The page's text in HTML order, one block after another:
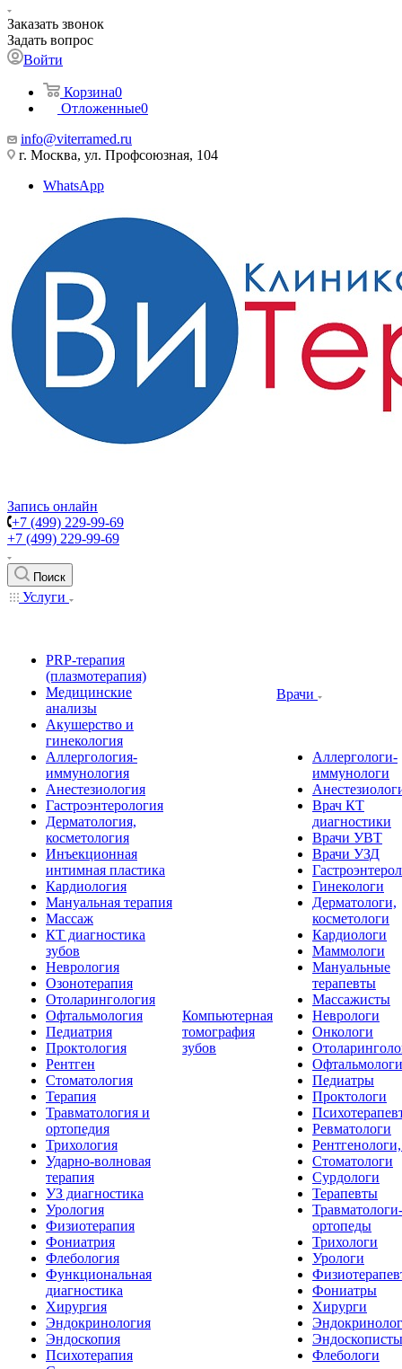
Заказать звонок
Задать вопрос
Войти
Корзина0
Отложенные0
info@viterramed.ru
г. Москва, ул. Профсоюзная, 104
WhatsApp
Запись онлайн
+7 (499) 229-99-69
+7 (499) 229-99-69
Поиск
Услуги
PRP-терапия
(плазмотерапия)
Медицинские
анализы
Акушерство и
гинекология
Аллергология-
иммунология
Анестезиология
Гастроэнтерология
Дерматология,
косметология
Инъекционная
интимная пластика
Кардиология
Мануальная терапия
Массаж
КТ диагностика
зубов
Неврология
Озонотерапия
Отоларингология
Офтальмология
Педиатрия
Проктология
Рентген
Стоматология
Терапия
Травматология и
ортопедия
Трихология
Ударно-волновая
терапия
УЗ диагностика
Урология
Физиотерапия
Фониатрия
Флебология
Функциональная
диагностика
Хирургия
Эндокринология
Эндоскопия
Психотерапия
Компьютерная
томография
зубов
Врачи
Аллергологи-
иммунологи
Врач КТ
диагностики
Врачи УВТ
Врачи УЗД
Гинекологи
Дерматологи,
косметологи
Кардиологи
Маммологи
Мануальные
терапевты
Массажисты
Неврологи
Онкологи
Офтальмологи
Педиатры
Проктологи
Ревматологи
Стоматологи
Сурдологи
Терапевты
Травматологи-
ортопеды
Трихологи
Урологи
Фониатры
Хирурги
Эндоскописты
Флебологи